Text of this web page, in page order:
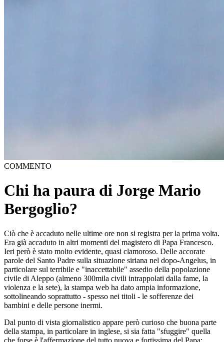
COMMENTO
Chi ha paura di Jorge Mario
Bergoglio?
Ciò che è accaduto nelle ultime ore non si registra per la prima volta.
Era già accaduto in altri momenti del magistero di Papa Francesco.
Ieri però è stato molto evidente, quasi clamoroso. Delle accorate
parole del Santo Padre sulla situazione siriana nel dopo-Angelus, in
particolare sul terribile e "inaccettabile" assedio della popolazione
civile di Aleppo (almeno 300mila civili intrappolati dalla fame, la
violenza e la sete), la stampa web ha dato ampia informazione,
sottolineando soprattutto - spesso nei titoli - le sofferenze dei
bambini e delle persone inermi.
Dal punto di vista giornalistico appare però curioso che buona parte
della stampa, in particolare in inglese, si sia fatta "sfuggire" quella
che forse è l'affermazione del tutto nuova e fortissima del Papa: